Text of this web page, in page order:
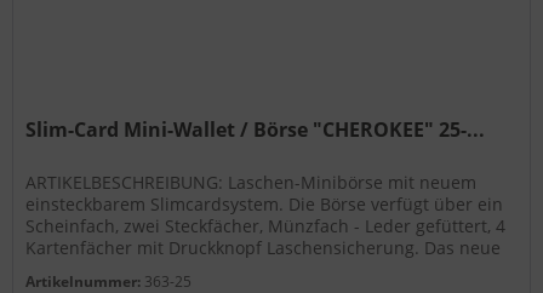
Slim-Card Mini-Wallet / Börse "CHEROKEE" 25-...
ARTIKELBESCHREIBUNG: Laschen-Minibörse mit neuem
einsteckbarem Slimcardsystem. Die Börse verfügt über ein
Scheinfach, zwei Steckfächer, Münzfach - Leder gefüttert, 4
Kartenfächer mit Druckknopf Laschensicherung. Das neue
Artikelnummer: 363-25